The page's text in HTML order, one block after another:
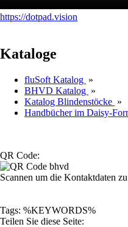
https://dotpad.vision
Kataloge
fluSoft Katalog »
BHVD Katalog »
Katalog Blindenstöcke »
Handbücher im Daisy-
QR Code:
Scannen um die Kontaktdaten
Tags: %KEYWORDS%
Teilen Sie diese Seite: